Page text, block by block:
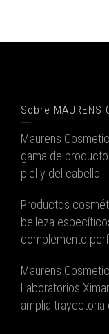
Sobre MAURENS
Maurens
gama de
piel y del cabello.
Productos
belleza
complemento
Maurens
Laboratorios
amplia trayectoria